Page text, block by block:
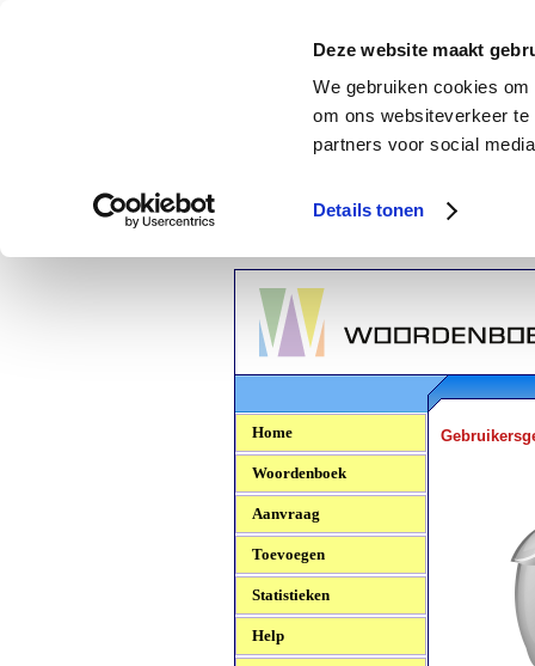
Deze website maakt
We gebruiken cookies
om ons websiteverkeer
partners voor social
Details tonen
Woordenboek.NU
Home
Woordenboek
Aanvraag
Toevoegen
Statistieken
Help